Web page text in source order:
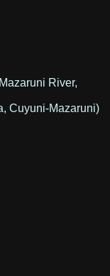
River,
Cuyuni-Mazaruni)